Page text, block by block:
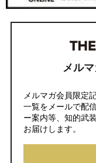
メル
メルマガ会員限定
一覧をメールで配
ー案内等、知的武
お届けします。